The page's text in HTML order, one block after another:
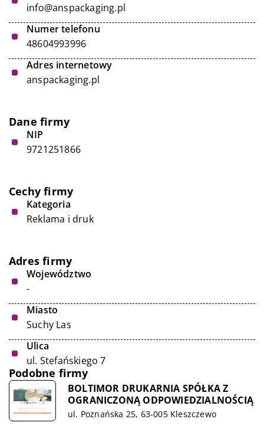
info@anspackaging.pl
Numer telefonu
48604993996
Adres internetowy
anspackaging.pl
Dane firmy
NIP
9721251866
Cechy firmy
Kategoria
Reklama i druk
Adres firmy
Województwo
-
Miasto
Suchy Las
Ulica
ul. Stefańskiego 7
Podobne firmy
BOLTIMOR DRUKARNIA SPÓŁKA Z
OGRANICZONĄ ODPOWIEDZIALNOŚCIĄ
ul. Poznańska 25, 63-005 Kleszczewo